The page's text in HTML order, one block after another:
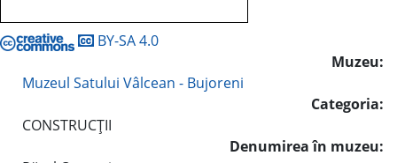
BY-SA 4.0
Muzeu:
Muzeul Satului Vâlcean - Bujoreni
Categoria:
CONSTRUCŢII
Denumirea în muzeu: